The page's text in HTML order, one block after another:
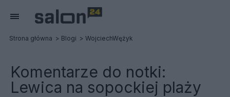
Strona główna Blogi WojciechWężyk
Komentarze do notki:
Lewica na sopockiej plaży